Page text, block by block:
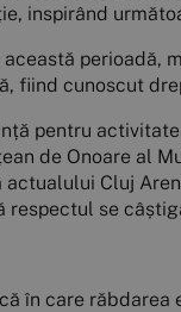
inspirând
perioadă,
fiind cunoscut
pentru
de Onoare al
Cluj
respectul se
în care răbdarea